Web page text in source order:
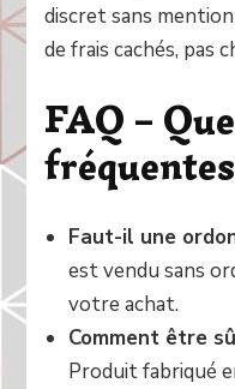
discret sans
de frais cachés, pas
FAQ –
fréquentes
Faut-il une
est vendu sans
votre achat.
Comment être
Produit fabriqué